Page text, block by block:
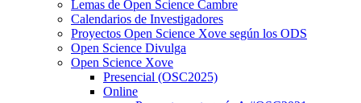
Lemas de Open Science Cambre
Calendarios de Investigadores
Proyectos Open Science Xove según los ODS
Open Science Divulga
Open Science Xove
Presencial (OSC2025)
Online